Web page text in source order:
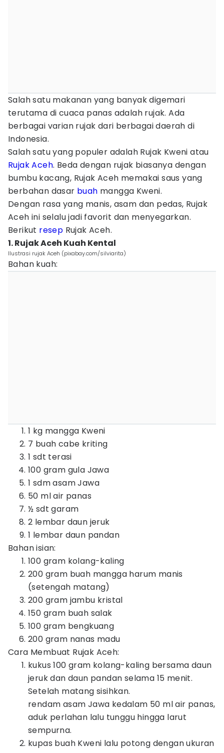
Salah satu makanan yang banyak digemari
terutama di cuaca panas adalah rujak. Ada
berbagai varian rujak dari berbagai daerah di
Indonesia.
Salah satu yang populer adalah Rujak Kweni atau
Rujak Aceh. Beda dengan rujak biasanya dengan
bumbu kacang, Rujak Aceh memakai saus yang
berbahan dasar buah mangga Kweni.
Dengan rasa yang manis, asam dan pedas, Rujak
Aceh ini selalu jadi favorit dan menyegarkan.
Berikut resep Rujak Aceh.
1. Rujak Aceh Kuah Kental
Ilustrasi rujak Aceh (pixabay.com/silviarita)
Bahan kuah:
1 kg mangga Kweni
7 buah cabe kriting
1 sdt terasi
100 gram gula Jawa
1 sdm asam Jawa
50 ml air panas
½ sdt garam
2 lembar daun jeruk
1 lembar daun pandan
Bahan isian:
100 gram kolang-kaling
200 gram buah mangga harum manis
(setengah matang)
200 gram jambu kristal
150 gram buah salak
100 gram bengkuang
200 gram nanas madu
Cara Membuat Rujak Aceh:
kukus 100 gram kolang-kaling bersama daun
jeruk dan daun pandan selama 15 menit.
Setelah matang sisihkan.
rendam asam Jawa kedalam 50 ml air panas,
aduk perlahan lalu tunggu hingga larut
sempurna.
kupas buah Kweni lalu potong dengan ukuran